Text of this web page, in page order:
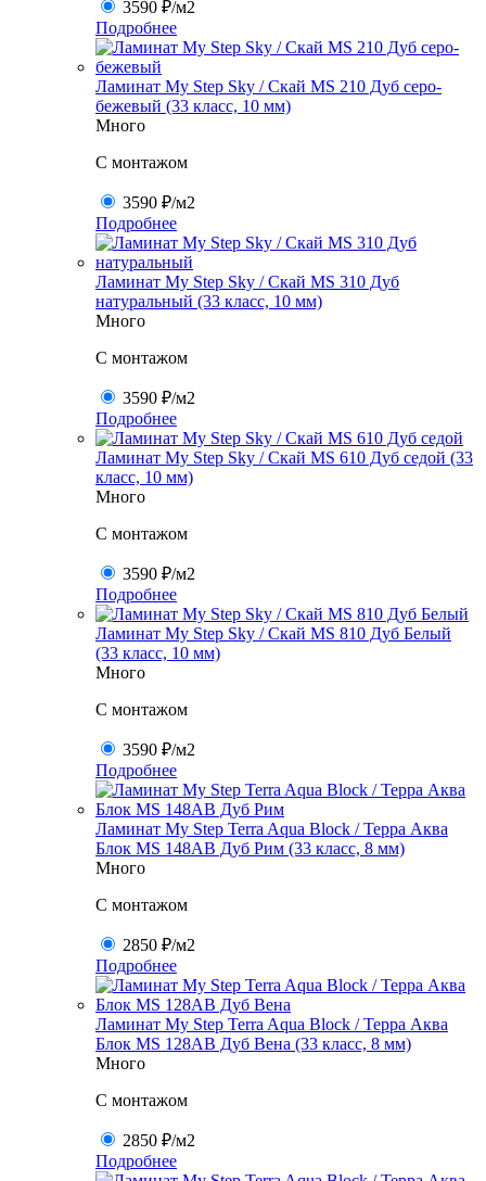
3590 ₽/м2
Подробнее
Ламинат My Step Sky / Скай MS 210 Дуб серо-
бежевый (33 класс, 10 мм)
Много
C монтажом
3590 ₽/м2
Подробнее
Ламинат My Step Sky / Скай MS 310 Дуб
натуральный (33 класс, 10 мм)
Много
C монтажом
3590 ₽/м2
Подробнее
Ламинат My Step Sky / Скай MS 610 Дуб седой (33
класс, 10 мм)
Много
C монтажом
3590 ₽/м2
Подробнее
Ламинат My Step Sky / Скай MS 810 Дуб Белый
(33 класс, 10 мм)
Много
C монтажом
3590 ₽/м2
Подробнее
Ламинат My Step Terra Aqua Block / Терра Аква
Блок MS 148AB Дуб Рим (33 класс, 8 мм)
Много
C монтажом
2850 ₽/м2
Подробнее
Ламинат My Step Terra Aqua Block / Терра Аква
Блок MS 128AB Дуб Вена (33 класс, 8 мм)
Много
C монтажом
2850 ₽/м2
Подробнее